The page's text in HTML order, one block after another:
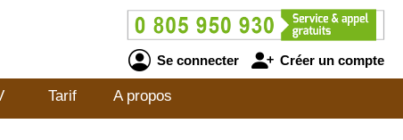
Se connecter Créer un compte
Tarif A propos